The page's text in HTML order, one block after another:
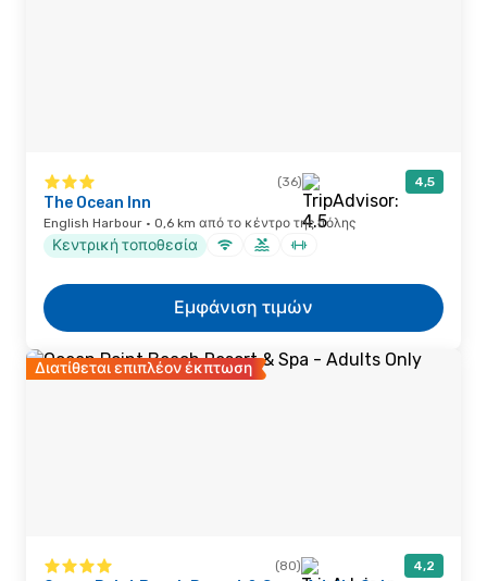
(36) 4,5
The Ocean Inn
English Harbour · 0,6 km από το κέντρο της πόλης
Κεντρική τοποθεσία
Εμφάνιση τιμών
Διατίθεται επιπλέον έκπτωση
(80) 4,2